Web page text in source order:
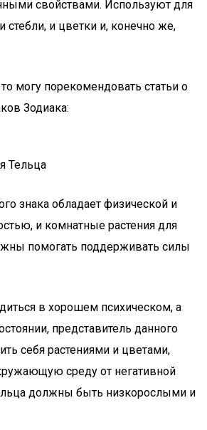
свойствами. Используют для
стебли, и цветки и, конечно же,
могу порекомендовать статьи о
Зодиака:
Тельца
знака обладает физической и
и комнатные растения для
помогать поддерживать силы
в хорошем психическом, а
представитель данного
себя растениями и цветами,
среду от негативной
должны быть низкорослыми и